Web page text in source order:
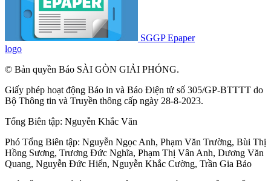
SGGP Epaper
logo
© Bản quyền Báo SÀI GÒN GIẢI PHÓNG.
Giấy phép hoạt động Báo in và Báo Điện tử số 305/GP-BTTTT do
Bộ Thông tin và Truyền thông cấp ngày 28-8-2023.
Tổng Biên tập: Nguyễn Khắc Văn
Phó Tổng Biên tập: Nguyễn Ngọc Anh, Phạm Văn Trường, Bùi Thị
Hồng Sương, Trương Đức Nghĩa, Phạm Thị Vân Anh, Dương Văn
Quang, Nguyễn Đức Hiển, Nguyễn Khắc Cường, Trần Gia Bảo